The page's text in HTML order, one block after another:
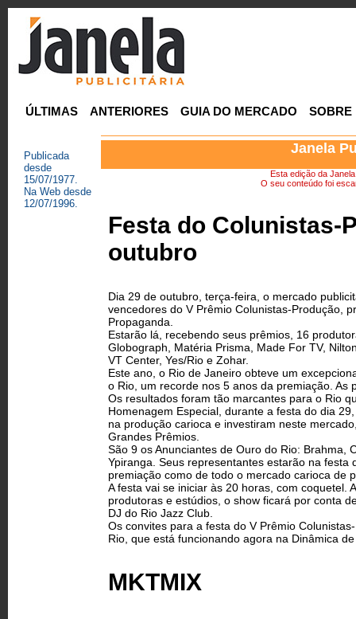
ÚLTIMAS ANTERIORES GUIA DO MERCADO SOBRE
Publicada
desde
15/07/1977.
Na Web desde
12/07/1996.
Janela
Esta edição da
O seu conteúdo foi
Festa do Colunistas-
outubro
Dia 29 de outubro, terça-feira, o mercado
vencedores do V Prêmio Colunistas-Produção,
Propaganda.
Estarão lá, recebendo seus prêmios, 16
Globograph, Matéria Prisma, Made For TV,
VT Center, Yes/Rio e Zohar.
Este ano, o Rio de Janeiro obteve um
o Rio, um recorde nos 5 anos da premiação.
Os resultados foram tão marcantes para o Rio
Homenagem Especial, durante a festa do dia
na produção carioca e investiram neste
Grandes Prêmios.
São 9 os Anunciantes de Ouro do Rio: Brahma,
Ypiranga. Seus representantes estarão na
premiação como de todo o mercado carioca de
A festa vai se iniciar às 20 horas, com coquetel.
produtoras e estúdios, o show ficará por conta
DJ do Rio Jazz Club.
Os convites para a festa do V Prêmio
Rio, que está funcionando agora na Dinâmica
MKTMIX